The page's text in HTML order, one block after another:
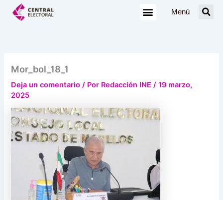
Menú
Mor_bol_18_1
Deja un comentario / Por Redacción INE/19 marzo,
2025